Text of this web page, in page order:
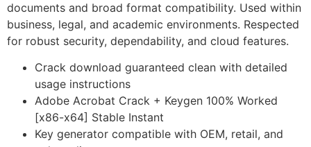
documents and broad format compatibility. Used within
business, legal, and academic environments. Respected
for robust security, dependability, and cloud features.
Crack download guaranteed clean with detailed
usage instructions
Adobe Acrobat Crack + Keygen 100% Worked
[x86-x64] Stable Instant
Key generator compatible with OEM, retail, and